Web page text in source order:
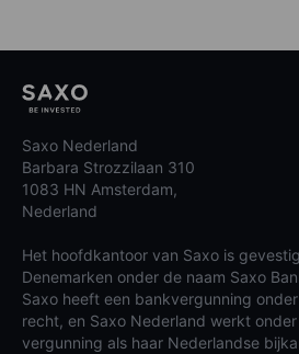
Saxo Nederland
Barbara Strozzilaan 310
1083 HN Amsterdam,
Nederland
Het hoofdkantoor van Saxo is
Denemarken onder de naam Saxo
Saxo heeft een bankvergunning
recht, en Saxo Nederland werkt
vergunning als haar Nederlandse